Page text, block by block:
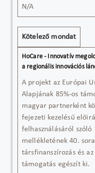
N/A
Kötelező mondat
A projekt az Európai
Alapjának 85%-os
magyar partnerként
fejezeti kezelésű
felhasználásáról
mellékletének 40.
társfinanszírozás és
támogatás egészít ki.